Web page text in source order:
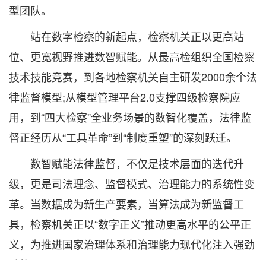
型团队。
站在数字检察的新起点，检察机关正以更高站
位、更宽视野推进数智赋能。从最高检组织全国检察
技术技能竞赛，到各地检察机关自主研发2000余个法
律监督模型;从模型管理平台2.0支撑四级检察院应
用，到“四大检察”全业务场景的数智化覆盖，法律监
督正经历从“工具革命”到“制度重塑”的深刻跃迁。
数智赋能法律监督，不仅是技术层面的迭代升
级，更是司法理念、监督模式、治理能力的系统性变
革。当数据成为新生产要素，当算法成为新监督工
具，检察机关正以“数字正义”推动更高水平的公平正
义，为推进国家治理体系和治理能力现代化注入强劲